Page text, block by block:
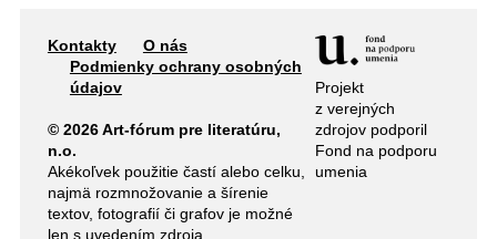
Kontakty
O nás
Podmienky ochrany osobných
údajov
© 2026 Art-fórum pre literatúru,
n.o.
Akékoľvek použitie častí alebo celku,
najmä rozmnožovanie a šírenie
textov, fotografií či grafov je možné
len s uvedením zdroja.
Projekt
z verejných
zdrojov podporil
Fond na podporu
umenia